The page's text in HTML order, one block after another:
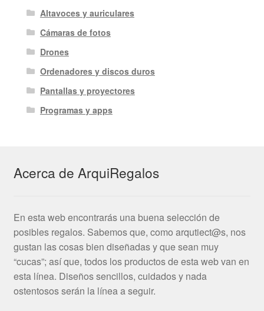
Altavoces y auriculares
Cámaras de fotos
Drones
Ordenadores y discos duros
Pantallas y proyectores
Programas y apps
Acerca de ArquiRegalos
En esta web encontrarás una buena selección de
posibles regalos. Sabemos que, como arqutiect@s, nos
gustan las cosas bien diseñadas y que sean muy
“cucas”; así que, todos los productos de esta web van en
esta línea. Diseños sencillos, cuidados y nada
ostentosos serán la línea a seguir.